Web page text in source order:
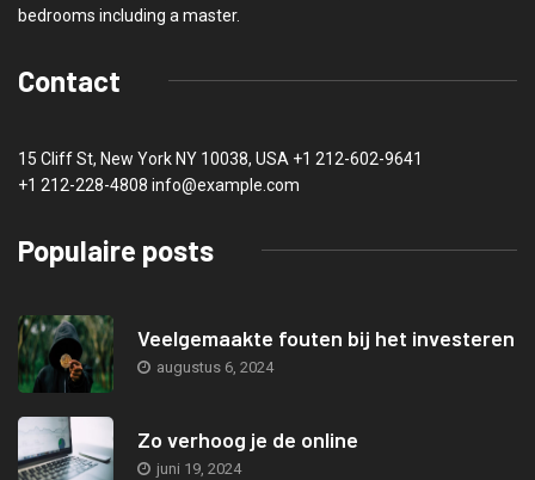
bedrooms including a master.
Contact
15 Cliff St, New York NY 10038, USA +1 212-602-9641
+1 212-228-4808 info@example.com
Populaire posts
Veelgemaakte fouten bij het investeren
augustus 6, 2024
Zo verhoog je de online
juni 19, 2024